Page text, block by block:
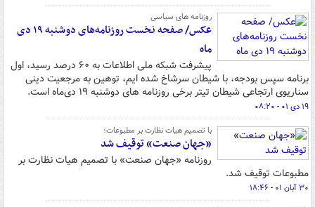
روزنامه های سیاسی
عکس/ صفحه نخست روزنامه‌های دوشنبه ۱۹ دی
ماه
پیشرفت شبکه ملی اطلاعات به ۶۰ درصد رسید، اول
برنامه سپس بودجه، با شیطان سرشاخ شده ایم، توهین به مرجعیت دینی
سناریوی ارتجاعی شیطان تیتر برخی روزنامه های دوشنبه ۱۹ دی‌ماه است.
۱۹ دی ۰۱ - ۰۸:۲۰
با تصمیم هیات نظارت بر مطبوعات؛
«جهان صنعت» توقیف شد
روزنامه «جهان صنعت» با تصمیم هیات نظارت بر
مطبوعات توقیف شد.
۳۰ آبان ۰۱ - ۱۸:۴۶